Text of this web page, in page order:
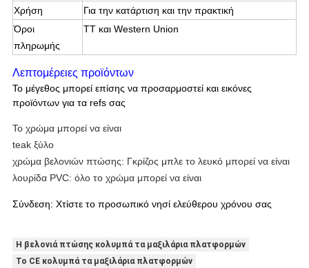
Χρήση
Για την κατάρτιση και την πρακτική
Όροι
πληρωμής
TT και Western Union
Λεπτομέρειες προϊόντων
Το μέγεθος μπορεί επίσης να προσαρμοστεί και εικόνες
προϊόντων για τα refs σας
Το χρώμα μπορεί να είναι
teak ξύλο
χρώμα βελονιών πτώσης: Γκρίζος μπλε το λευκό μπορεί να είναι
λουρίδα PVC: όλο το χρώμα μπορεί να είναι
Σύνδεση: Χτίστε το προσωπικό νησί ελεύθερου χρόνου σας
Η βελονιά πτώσης κολυμπά τα μαξιλάρια πλατφορμών
Το CE κολυμπά τα μαξιλάρια πλατφορμών